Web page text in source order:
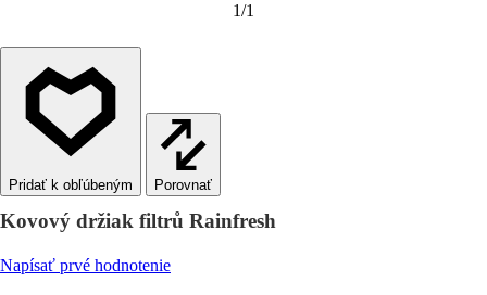
1/1
Porovnať
Kovový držiak filtrů Rainfresh
Napísať prvé hodnotenie